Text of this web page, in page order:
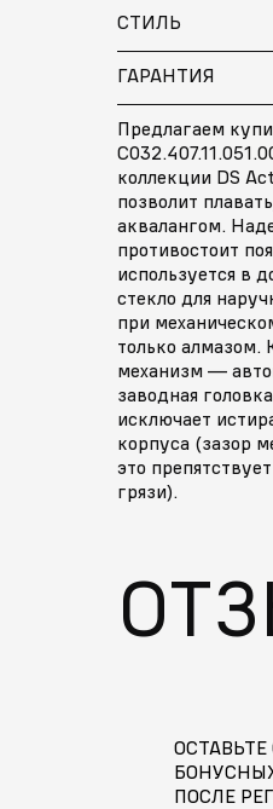
СТИЛЬ
ГАРАНТИЯ
Предлагаем
коллекции DS
позволит
аквалангом.
противостоит
используется в
стекло для
при
только алмазом.
механизм —
заводная
исключает
корпуса (зазор
это
грязи).
ПОСЛЕ